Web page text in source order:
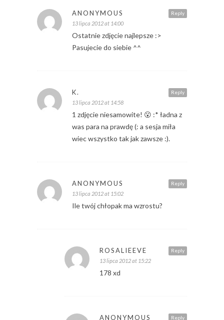
Reply
ANONYMOUS
13 lipca 2012 at 14:00
Ostatnie zdjęcie najlepsze :>
Pasujecie do siebie ^^
Reply
K.
13 lipca 2012 at 14:58
1 zdjęcie niesamowite! 😮 :* ładna z
was para na prawdę (: a sesja miła
wiec wszystko tak jak zawsze :).
Reply
ANONYMOUS
13 lipca 2012 at 15:02
Ile twój chłopak ma wzrostu?
Reply
ROSALIEEVE
13 lipca 2012 at 15:22
178 xd
Reply
ANONYMOUS